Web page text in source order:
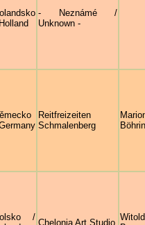
- Neznámé /
Unknown -
Reitfreizeiten
Schmalenberg
/
Chelonia Art Studio